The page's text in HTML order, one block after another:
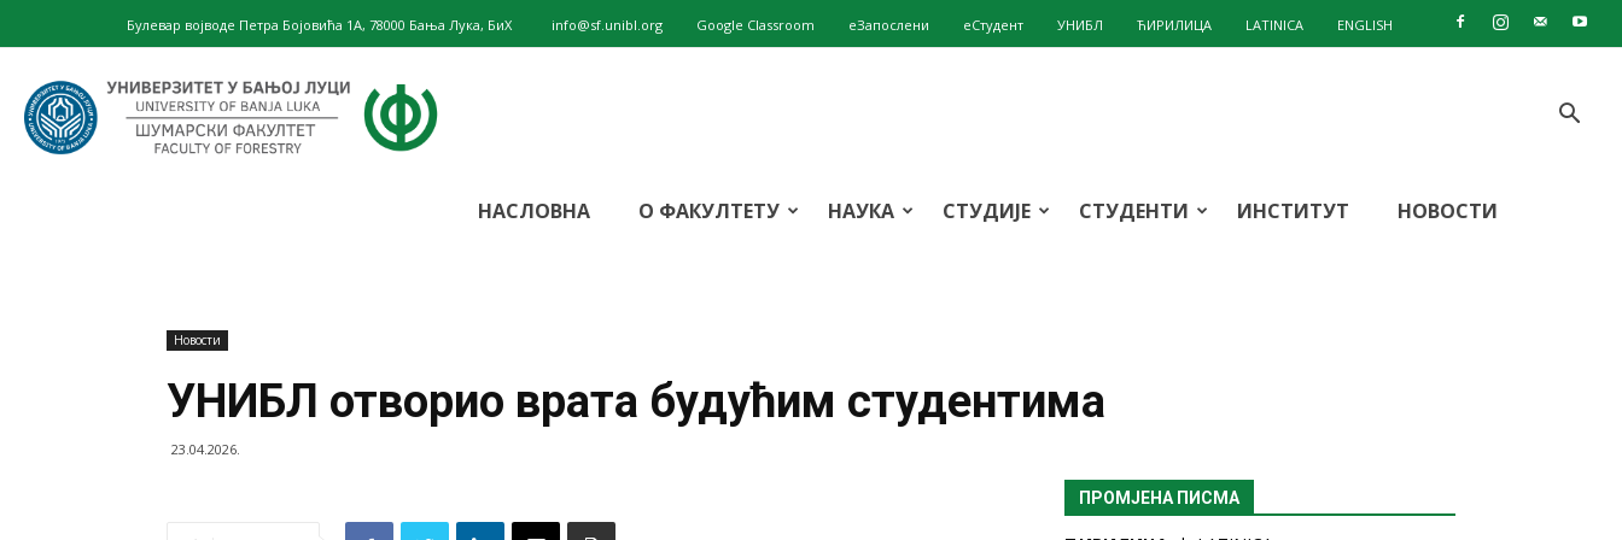
Булевар војводе Петра Бојовића 1А, 78000 Бања Лука, БиХ info@sf.unibl.org Google Classroom eЗапослени еСтудент УНИБЛ ЋИРИЛИЦА LATINICA ENGLISH
НАСЛОВНА О ФАКУЛТЕТУ НАУКА СТУДИЈЕ СТУДЕНТИ ИНСТИТУТ НОВОСТИ
Новости
УНИБЛ отворио врата будућим студентима
23.04.2026.
ПРОМЈЕНА ПИСМА